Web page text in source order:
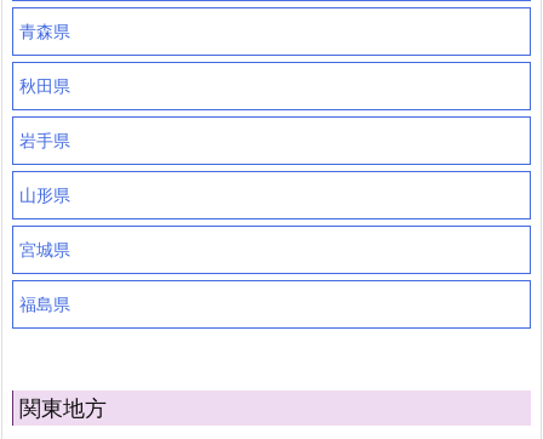
青森県
秋田県
岩手県
山形県
宮城県
福島県
関東地方